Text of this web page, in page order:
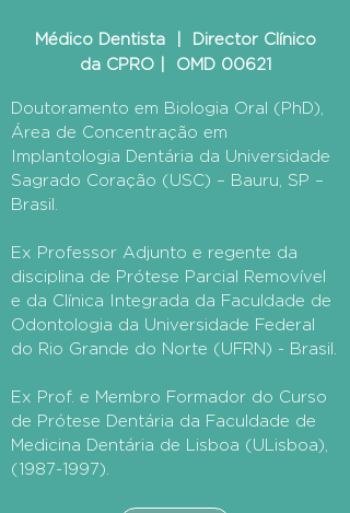
Médico Dentista | Director Clínico
da CPRO | OMD 00621
Doutoramento em Biologia Oral (PhD),
Área de Concentração em
Implantologia Dentária da Universidade
Sagrado Coração (USC) – Bauru, SP –
Brasil.
Ex Professor Adjunto e regente da
disciplina de Prótese Parcial Removível
e da Clínica Integrada da Faculdade de
Odontologia da Universidade Federal
do Rio Grande do Norte (UFRN) - Brasil.
Ex Prof. e Membro Formador do Curso
de Prótese Dentária da Faculdade de
Medicina Dentária de Lisboa (ULisboa),
(1987-1997).